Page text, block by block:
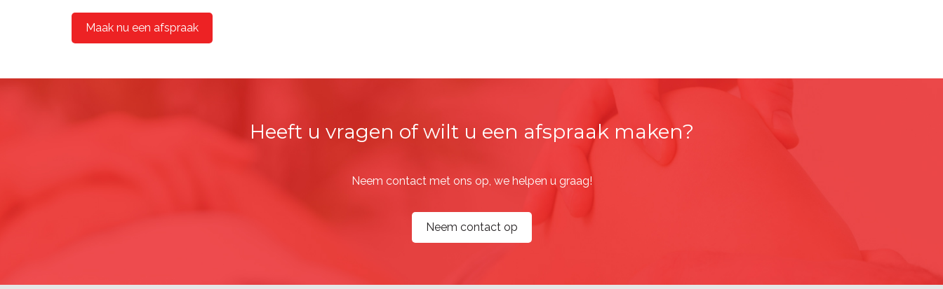
Maak nu een afspraak
Heeft u vragen of wilt u een afspraak maken?
Neem contact met ons op, we helpen u graag!
Neem contact op